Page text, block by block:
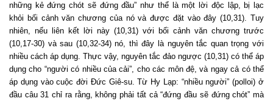
những kẻ đứng chót sẽ đứng đầu” như thể là một lời độc lập, bị lạc
khỏi bối cảnh văn chương của nó và được đặt vào đây (10,31). Tuy
nhiên, nếu liên kết lời này (10,31) với bối cảnh văn chương trước
(10,17-30) và sau (10,32-34) nó, thì đây là nguyên tắc quan trọng với
nhiều cách áp dụng. Thực vậy, nguyên tắc đảo ngược (10,31) có thể áp
dụng cho “người có nhiều của cải”, cho các môn đệ, và ngay cả có thể
áp dụng vào cuộc đời Đức Giê-su. Từ Hy Lạp: “nhiều người” (polloi) ở
đầu câu 31 chỉ ra rằng, không phải tất cả “đứng đầu sẽ đứng chót” mà